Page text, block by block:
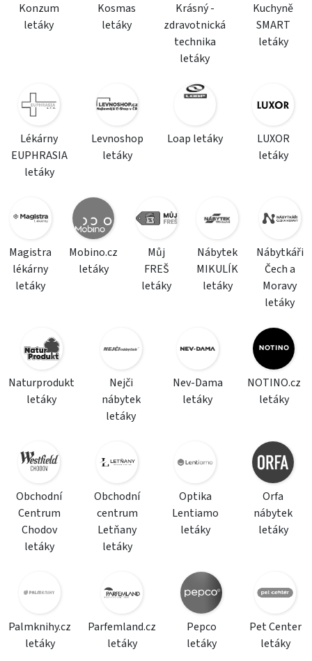
Konzum
letáky
Kosmas
letáky
Krásný -
zdravotnická
technika
letáky
Kuchyně
SMART
letáky
Lékárny
EUPHRASIA
letáky
Levnoshop
letáky
Loap letáky
LUXOR
letáky
Magistra
lékárny
letáky
Mobino.cz
letáky
Můj
FREŠ
letáky
Nábytek
MIKULÍK
letáky
Nábytkáři
Čech a
Moravy
letáky
Naturprodukt
letáky
Nejči
nábytek
letáky
Nev-Dama
letáky
NOTINO.cz
letáky
Obchodní
Centrum
Chodov
letáky
Obchodní
centrum
Letňany
letáky
Optika
Lentiamo
letáky
Orfa
nábytek
letáky
Palmknihy.cz
letáky
Parfemland.cz
letáky
Pepco
letáky
Pet Center
letáky